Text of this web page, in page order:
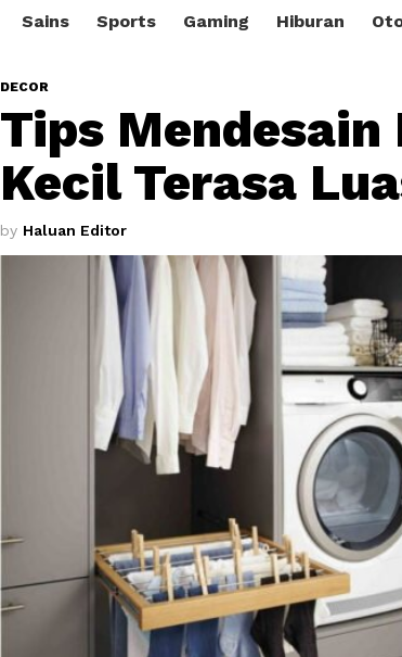
Sains Sports Gaming Hiburan
DECOR
Tips Mendesain
Kecil Terasa
by Haluan Editor